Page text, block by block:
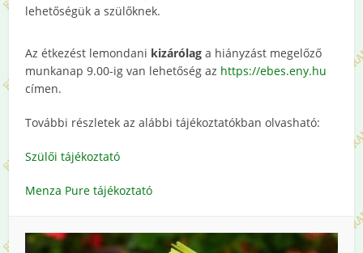
lehetőségük a szülőknek.
Az étkezést lemondani kizárólag a hiányzást megelőző
munkanap 9.00-ig van lehetőség az https://ebes.eny.hu
címen.
További részletek az alábbi tájékoztatókban olvasható:
Szülői tájékoztató
Menza Pure tájékoztató